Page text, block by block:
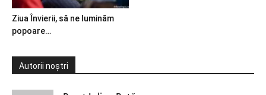
Ziua Învierii, să ne luminăm
popoare…
Autorii noștri